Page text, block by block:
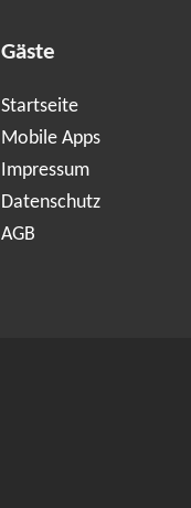
Gäste
Startseite
Mobile Apps
Impressum
Datenschutz
AGB